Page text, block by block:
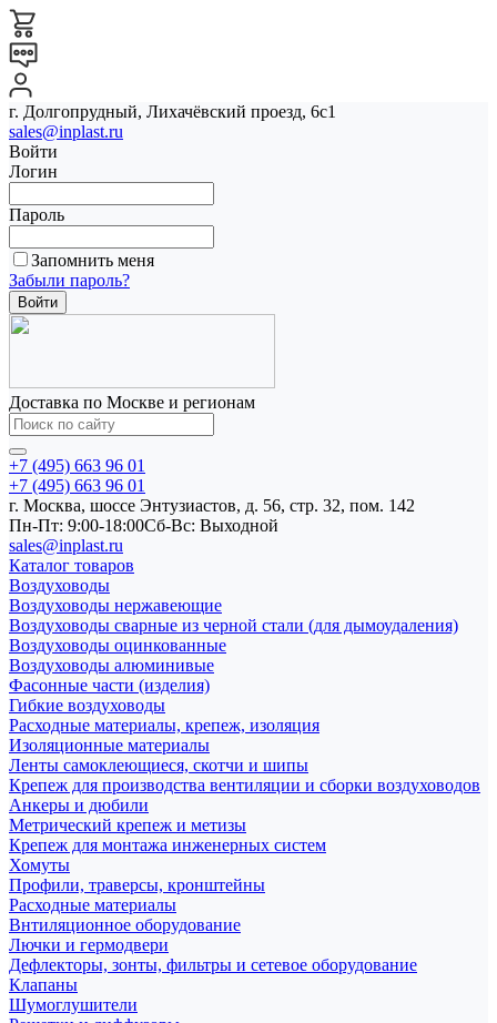
г. Долгопрудный, Лихачёвский проезд, 6с1
sales@inplast.ru
Войти
Логин
Пароль
Запомнить меня
Забыли пароль?
Доставка по Москве и регионам
+7 (495) 663 96 01
+7 (495) 663 96 01
г. Москва, шоссе Энтузиастов, д. 56, стр. 32, пом. 142
Пн-Пт: 9:00-18:00Cб-Вс: Выходной
sales@inplast.ru
Каталог товаров
Воздуховоды
Воздуховоды нержавеющие
Воздуховоды сварные из черной стали (для дымоудаления)
Воздуховоды оцинкованные
Воздуховоды алюминивые
Фасонные части (изделия)
Гибкие воздуховоды
Расходные материалы, крепеж, изоляция
Изоляционные материалы
Ленты самоклеющиеся, скотчи и шипы
Крепеж для производства вентиляции и сборки воздуховодов
Анкеры и дюбили
Метрический крепеж и метизы
Крепеж для монтажа инженерных систем
Хомуты
Профили, траверсы, кронштейны
Расходные материалы
Внтиляционное оборудование
Лючки и гермодвери
Дефлекторы, зонты, фильтры и сетевое оборудование
Клапаны
Шумоглушители